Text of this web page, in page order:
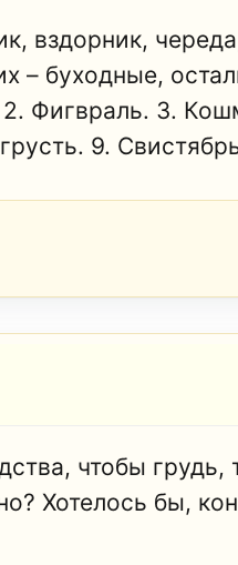
вздорник,
– буходные,
Фигвраль. 3.
9.
чтобы
Хотелось бы,